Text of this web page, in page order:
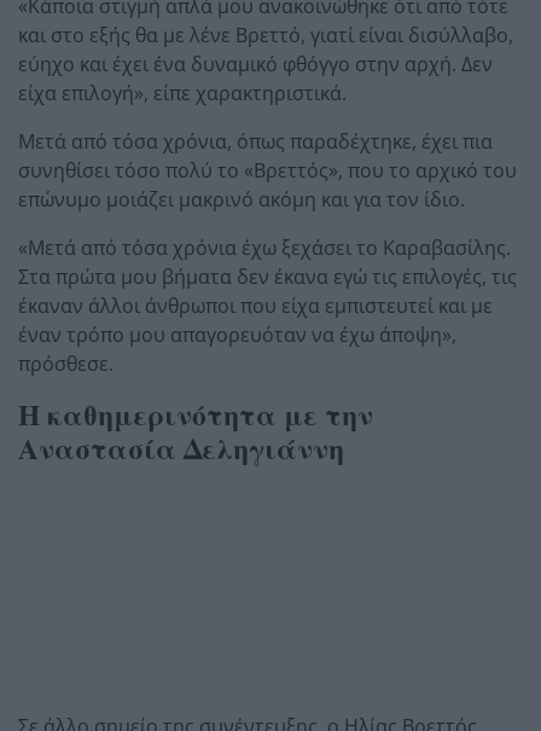
«Κάποια στιγμή απλά μου ανακοινώθηκε ότι από τότε
και στο εξής θα με λένε Βρεττό, γιατί είναι δισύλλαβο,
εύηχο και έχει ένα δυναμικό φθόγγο στην αρχή. Δεν
είχα επιλογή», είπε χαρακτηριστικά.
Μετά από τόσα χρόνια, όπως παραδέχτηκε, έχει πια
συνηθίσει τόσο πολύ το «Βρεττός», που το αρχικό του
επώνυμο μοιάζει μακρινό ακόμη και για τον ίδιο.
«Μετά από τόσα χρόνια έχω ξεχάσει το Καραβασίλης.
Στα πρώτα μου βήματα δεν έκανα εγώ τις επιλογές, τις
έκαναν άλλοι άνθρωποι που είχα εμπιστευτεί και με
έναν τρόπο μου απαγορευόταν να έχω άποψη»,
πρόσθεσε.
Η καθημερινότητα με την
Αναστασία Δεληγιάννη